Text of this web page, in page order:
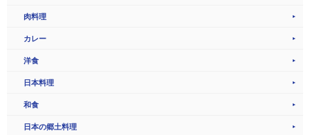
肉料理
カレー
洋食
日本料理
和食
日本の郷土料理